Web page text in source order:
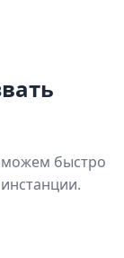
быстро